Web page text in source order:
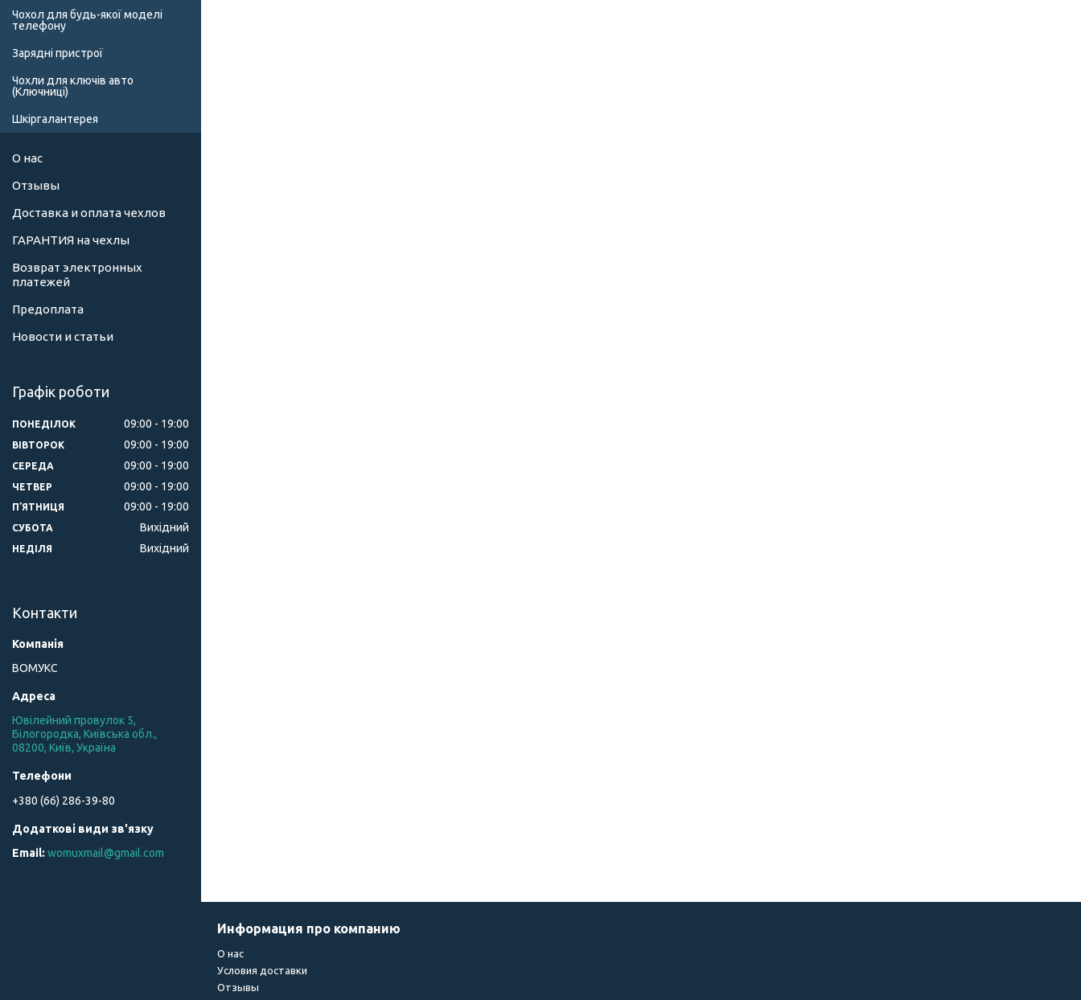
Чохол для будь-якої моделі
телефону
Зарядні пристрої
Чохли для ключів авто
(Ключниці)
Шкіргалантерея
О нас
Отзывы
Доставка и оплата чехлов
ГАРАНТИЯ на чехлы
Возврат электронных
платежей
Предоплата
Новости и статьи
Графік роботи
ПОНЕДІЛОК 09:00 19:00
ВІВТОРОК 09:00 19:00
СЕРЕДА 09:00 19:00
ЧЕТВЕР 09:00 19:00
ПʼЯТНИЦЯ 09:00 19:00
СУБОТА Вихідний
НЕДІЛЯ Вихідний
Контакти
ВОМУКС
Ювілейний провулок 5,
Білогородка, Київська обл.,
08200, Київ, Україна
+380 (66) 286-39-80
womuxmail@gmail.com
Информация про компанию
О нас
Условия доставки
Отзывы